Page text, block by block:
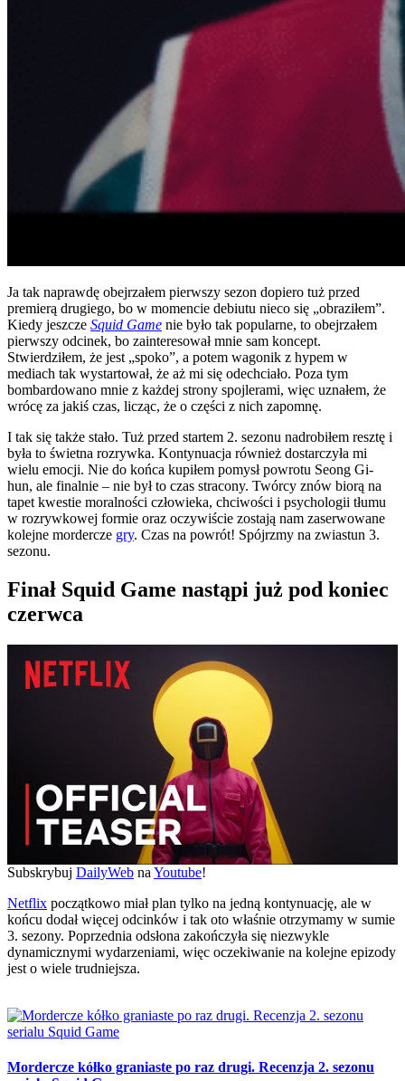
Ja tak naprawdę obejrzałem pierwszy sezon dopiero tuż przed
premierą drugiego, bo w momencie debiutu nieco się „obraziłem”.
Kiedy jeszcze Squid Game nie było tak popularne, to obejrzałem
pierwszy odcinek, bo zainteresował mnie sam koncept.
Stwierdziłem, że jest „spoko”, a potem wagonik z hypem w
mediach tak wystartował, że aż mi się odechciało. Poza tym
bombardowano mnie z każdej strony spojlerami, więc uznałem, że
wrócę za jakiś czas, licząc, że o części z nich zapomnę.
I tak się także stało. Tuż przed startem 2. sezonu nadrobiłem resztę i
była to świetna rozrywka. Kontynuacja również dostarczyła mi
wielu emocji. Nie do końca kupiłem pomysł powrotu Seong Gi-
hun, ale finalnie – nie był to czas stracony. Twórcy znów biorą na
tapet kwestie moralności człowieka, chciwości i psychologii tłumu
w rozrywkowej formie oraz oczywiście zostają nam zaserwowane
kolejne mordercze gry. Czas na powrót! Spójrzmy na zwiastun 3.
sezonu.
Finał Squid Game nastąpi już pod koniec
czerwca
Subskrybuj DailyWeb na Youtube!
Netflix początkowo miał plan tylko na jedną kontynuację, ale w
końcu dodał więcej odcinków i tak oto właśnie otrzymamy w sumie
3. sezony. Poprzednia odsłona zakończyła się niezwykle
dynamicznymi wydarzeniami, więc oczekiwanie na kolejne epizody
jest o wiele trudniejsza.
Mordercze kółko graniaste po raz drugi. Recenzja 2. sezonu